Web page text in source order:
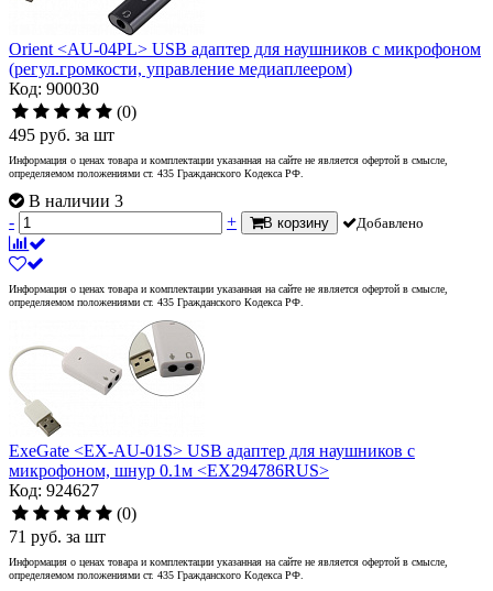
Orient <AU-04PL> USB адаптер для наушников с микрофоном
(регул.громкости, управление медиаплеером)
Код: 900030
(0)
495 руб. за шт
Информация о ценах товара и комплектации указанная на сайте не является офертой в смысле,
определяемом положениями ст. 435 Гражданского Кодекса РФ.
В наличии 3
-
+ В корзину Добавлено
Информация о ценах товара и комплектации указанная на сайте не является офертой в смысле,
определяемом положениями ст. 435 Гражданского Кодекса РФ.
ExeGate <EX-AU-01S> USB адаптер для наушников с
микрофоном, шнур 0.1м <EX294786RUS>
Код: 924627
(0)
71 руб. за шт
Информация о ценах товара и комплектации указанная на сайте не является офертой в смысле,
определяемом положениями ст. 435 Гражданского Кодекса РФ.